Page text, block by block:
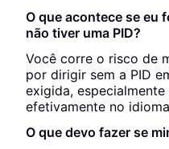
O que acontece se eu
não tiver uma PID?
Você corre o risco de
por dirigir sem a PID
exigida,
efetivamente no
O que devo fazer se